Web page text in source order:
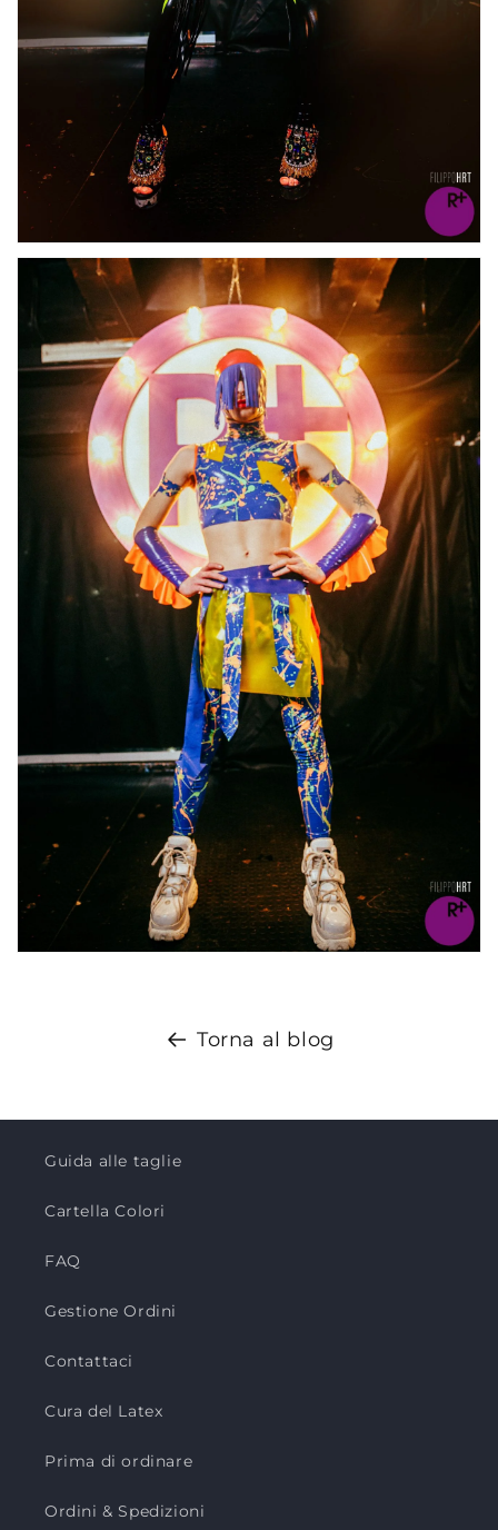
Torna al blog
Guida alle taglie
Cartella Colori
FAQ
Gestione Ordini
Contattaci
Cura del Latex
Prima di ordinare
Ordini & Spedizioni